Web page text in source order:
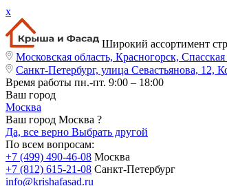
x
Широкий ассортимент
Московская область, Красногорск,
Санкт-Петербург, улица Севастьянова, 12,
Время работы пн.-пт. 9:00 – 18:00
Ваш город
Москва
Ваш город Москва ?
Да, все верно Выбрать другой
По всем вопросам:
+7 (499) 490-46-08 Москва
+7 (812) 615-21-08 Санкт-Петербург
info@krishafasad.ru